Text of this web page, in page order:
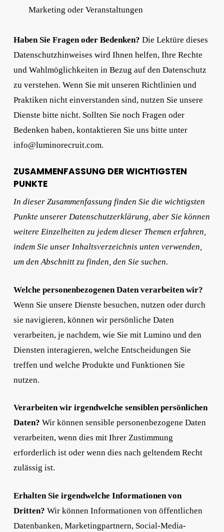
Marketing oder Veranstaltungen
Haben Sie Fragen oder Bedenken? Die Lektüre dieses
Datenschutzhinweises wird Ihnen helfen, Ihre Rechte
und Wahlmöglichkeiten in Bezug auf den Datenschutz
zu verstehen. Wenn Sie mit unseren Richtlinien und
Praktiken nicht einverstanden sind, nutzen Sie unsere
Dienste bitte nicht. Sollten Sie noch Fragen oder
Bedenken haben, kontaktieren Sie uns bitte unter
info@luminorecruit.com.
ZUSAMMENFASSUNG DER WICHTIGSTEN
PUNKTE
In dieser Zusammenfassung finden Sie die wichtigsten
Punkte unserer Datenschutzerklärung, aber Sie können
weitere Einzelheiten zu jedem dieser Themen erfahren,
indem Sie unser Inhaltsverzeichnis unten verwenden,
um den Abschnitt zu finden, den Sie suchen.
Welche personenbezogenen Daten verarbeiten wir?
Wenn Sie unsere Dienste besuchen, nutzen oder durch
sie navigieren, können wir persönliche Daten
verarbeiten, je nachdem, wie Sie mit Lumino und den
Diensten interagieren, welche Entscheidungen Sie
treffen und welche Produkte und Funktionen Sie
nutzen.
Verarbeiten wir irgendwelche sensiblen persönlichen
Daten? Wir können sensible personenbezogene Daten
verarbeiten, wenn dies mit Ihrer Zustimmung
erforderlich ist oder wenn dies nach geltendem Recht
zulässig ist.
Erhalten Sie irgendwelche Informationen von
Dritten? Wir können Informationen von öffentlichen
Datenbanken, Marketingpartnern, Social-Media-